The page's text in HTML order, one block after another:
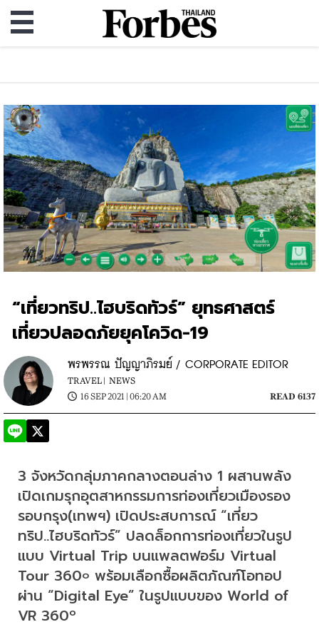
“เที่ยวทริป..ไฮบริดทัวร์” ยุทธศาสตร์
เที่ยวปลอดภัยยุคโควิด-19
พรพรรณ ปัญญาภิรมย์ / CORPORATE EDITOR
TRAVEL | NEWS
16 SEP 2021 | 06:20 AM
READ 6137
3 จังหวัดกลุ่มภาคกลางตอนล่าง 1 ผสานพลัง
เปิดเกมรุกอุตสาหกรรมการท่องเที่ยวเมืองรอง
รอบกรุง(เทพฯ) เปิดประสบการณ์ “เที่ยว
ทริป..ไฮบริดทัวร์” ปลดล็อกการท่องเที่ยวในรูป
แบบ Virtual Trip บนแพลตฟอร์ม Virtual
Tour 360๐ พร้อมเลือกซื้อผลิตภัณฑ์โอทอป
ผ่าน “Digital Eye” ในรูปแบบของ World of
VR 360º